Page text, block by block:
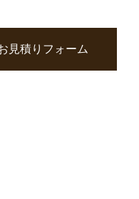
見積りフォーム